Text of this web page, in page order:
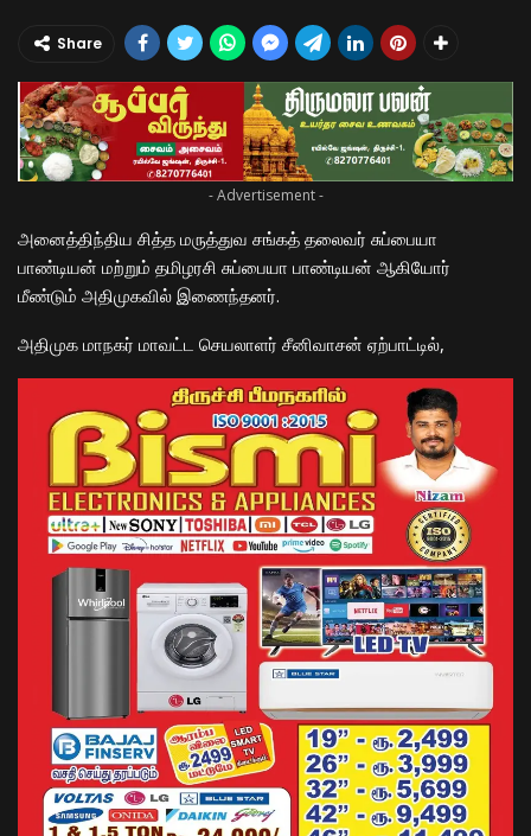
Share
- Advertisement -
அனைத்திந்திய சித்த மருத்துவ சங்கத் தலைவர் சுப்பையா
பாண்டியன் மற்றும் தமிழரசி சுப்பையா பாண்டியன் ஆகியோர்
மீண்டும் அதிமுகவில் இணைந்தனர்.
அதிமுக மாநகர் மாவட்ட செயலாளர் சீனிவாசன் ஏற்பாட்டில்,